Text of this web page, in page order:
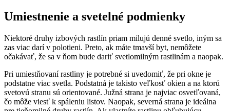
Umiestnenie a svetelné podmienky
Niektoré druhy izbových rastlín priam milujú denné svetlo, iným sa
zas viac darí v polotieni. Preto, ak máte tmavší byt, nemôžete
očakávať, že sa v ňom bude dariť svetlomilným rastlinám a naopak.
Pri umiestňovaní rastliny je potrebné si uvedomiť, že pri okne je
podstatne viac svetla. Podstatná je takisto veľkosť okien a na ktorú
svetovú stranu sú orientované. Južná strana je najviac osvetľovaná,
čo môže viesť k spáleniu listov. Naopak, severná strana je ideálna